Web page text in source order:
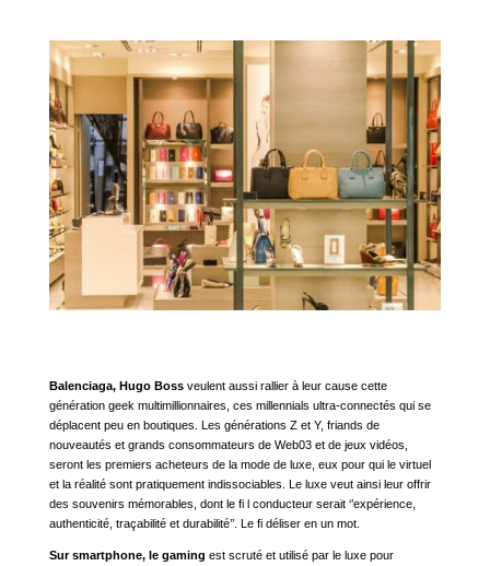
Balenciaga, Hugo Bossveulent aussi rallier à leur cause cette
génération geek multimillionnaires, ces millennials ultra-connectés qui se
déplacent peu en boutiques. Les générations Z et Y, friands de
nouveautés et grands consommateurs de Web03 et de jeux vidéos,
seront les premiers acheteurs de la mode de luxe, eux pour qui le virtuel
et la réalité sont pratiquement indissociables. Le luxe veut ainsi leur offrir
des souvenirs mémorables, dont le fi l conducteur serait ‘’expérience,
authenticité, traçabilité et durabilité’’. Le fi déliser en un mot.
Sur smartphone, le gaming est scruté et utilisé par le luxe pour